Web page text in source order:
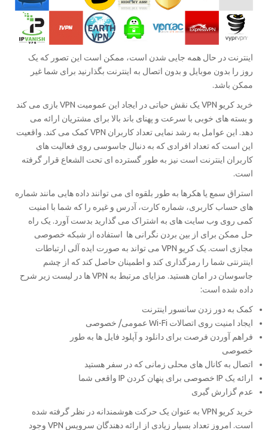
اینترنت در حال همه جایی شدن است، ممکن است این تصور که یک
روز را بدون موبایل و بدون اتصال به اینترنت بگذارنید برای شما غیر
ممکن باشد.
خرید کریو VPN یک نقش حیاتی در ایجاد این عمومیت VPN بازی می کند
و بسته های خوبی با سرعت و پهنای باند بالا برای مشتریان ارائه می
دهد. این عوامل به رشد نمایی تعداد کاربران VPN کمک می کند. واقعیت
این است که تعداد افرادی که به دنبال جاسوسی روی فعالیت های
کاربران اینترنت است نیز به طور گسترده ای تحت الشعاع قرار گرفته
است.
استراق سمع یا هکرها به طور بلقوه ای می توانند داده هایی مانند شماره
های حساب کاربری، شماره کارت، آدرس و غیره را که شما با امنیت
کمی روی وب سایت های به اشتراک می گذارید بدست آورد. یک راه
حل ممکن برای از بین بردن نگرانی ها استفاده از شبکه خصوصی
مجازی است. یک کریو VPN می تواند به صورت ایده آلی ارتباطات
اینترنتی شما را رمزگذاری کند و اطمینان حاصل کند که از چشم
جاسوسان در امان هستید. مزایای مرتبط به VPN ها در لیست زیر شرح
داده شده است:
کمک به دور زدن سانسور اینترنت
ایجاد امنیت روی اتصالات Wi-Fi عمومی/ خصوصی
فراهم آوردن فرصت برای دانلود و آپلود فایل ها به طور
خصوصی
اتصال به کانال های محلی زمانی که در سفر هستید
ارائه یک IP خصوصی برای پنهان کردن IP واقعی شما
عدم گزارش گیری
خرید کریو VPN به عنوان یک حرکت هوشمندانه در نظر گرفته شده
است. امروز تعداد بسیار زیادی از ارائه دهندگان سرویس VPN وجود